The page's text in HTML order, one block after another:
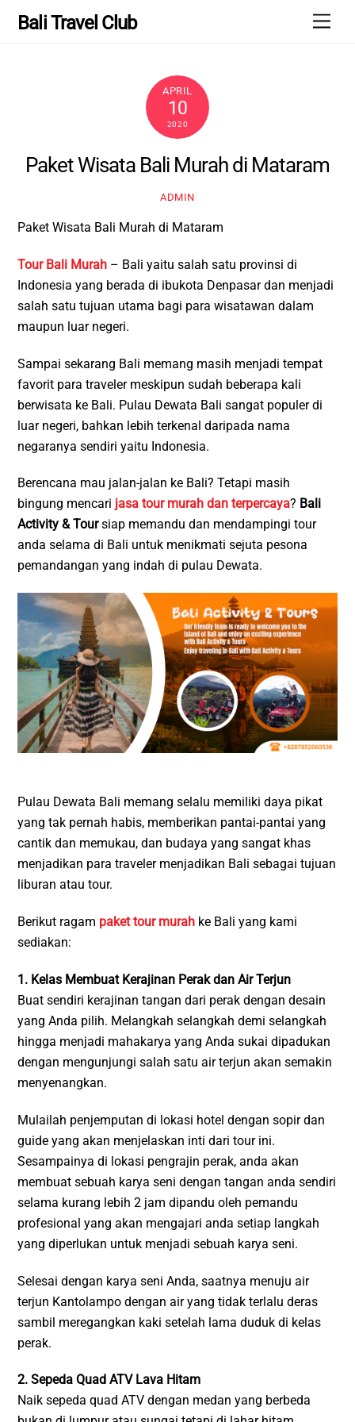
Bali Travel Club
APRIL
10
2020
Paket Wisata Bali Murah di Mataram
ADMIN
Paket Wisata Bali Murah di Mataram
Tour Bali Murah – Bali yaitu salah satu provinsi di
Indonesia yang berada di ibukota Denpasar dan menjadi
salah satu tujuan utama bagi para wisatawan dalam
maupun luar negeri.
Sampai sekarang Bali memang masih menjadi tempat
favorit para traveler meskipun sudah beberapa kali
berwisata ke Bali. Pulau Dewata Bali sangat populer di
luar negeri, bahkan lebih terkenal daripada nama
negaranya sendiri yaitu Indonesia.
Berencana mau jalan-jalan ke Bali? Tetapi masih
bingung mencari jasa tour murah dan terpercaya? Bali
Activity & Toursiap memandu dan mendampingi tour
anda selama di Bali untuk menikmati sejuta pesona
pemandangan yang indah di pulau Dewata.
Pulau Dewata Bali memang selalu memiliki daya pikat
yang tak pernah habis, memberikan pantai-pantai yang
cantik dan memukau, dan budaya yang sangat khas
menjadikan para traveler menjadikan Bali sebagai tujuan
liburan atau tour.
Berikut ragam paket tour murah ke Bali yang kami
sediakan:
1. Kelas Membuat Kerajinan Perak dan Air Terjun
Buat sendiri kerajinan tangan dari perak dengan desain
yang Anda pilih. Melangkah selangkah demi selangkah
hingga menjadi mahakarya yang Anda sukai dipadukan
dengan mengunjungi salah satu air terjun akan semakin
menyenangkan.
Mulailah penjemputan di lokasi hotel dengan sopir dan
guide yang akan menjelaskan inti dari tour ini.
Sesampainya di lokasi pengrajin perak, anda akan
membuat sebuah karya seni dengan tangan anda sendiri
selama kurang lebih 2 jam dipandu oleh pemandu
profesional yang akan mengajari anda setiap langkah
yang diperlukan untuk menjadi sebuah karya seni.
Selesai dengan karya seni Anda, saatnya menuju air
terjun Kantolampo dengan air yang tidak terlalu deras
sambil meregangkan kaki setelah lama duduk di kelas
perak.
2. Sepeda Quad ATV Lava Hitam
Naik sepeda quad ATV dengan medan yang berbeda